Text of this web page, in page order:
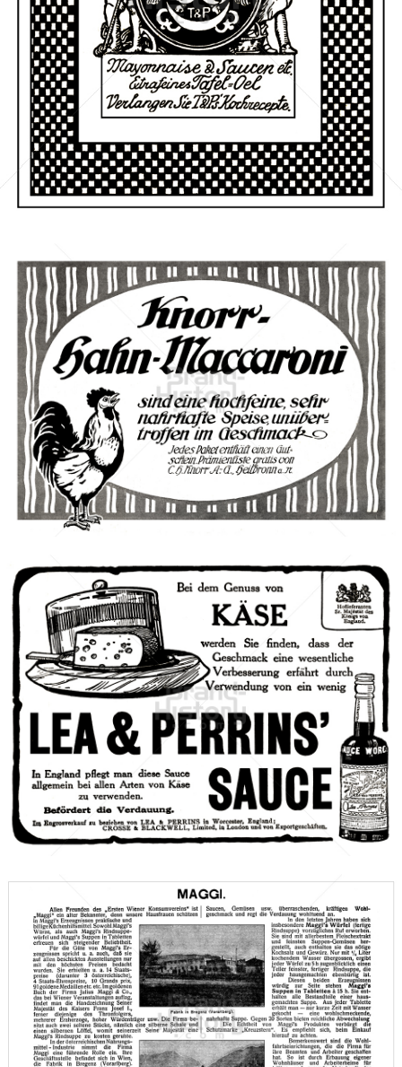
TÜRK & PABST, Frankfurt a. Main
TÜRK & PABST, Frankfurt a. Main
Bild-ID: 42221
Knorr Unilever Austria - Deutschland - Schweiz 1911
Bild-ID: 42387
LEA & PERRINS LEA & PERRINS 1911
Bild-ID: 42417
MAGGI Nestlé 1912